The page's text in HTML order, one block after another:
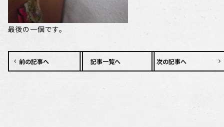
最後の一個です。
前の記事へ 記事一覧へ 次の記事へ